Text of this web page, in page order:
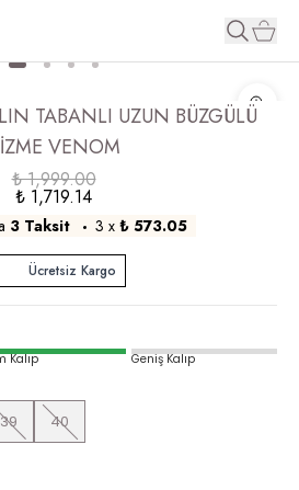
TABANLI UZUN BÜZGÜLÜ
VENOM
₺ 1,999.00
₺ 1,719.14
3 Taksit 3 x ₺ 573.05
Ücretsiz Kargo
Kalıp Geniş Kalıp
39
40